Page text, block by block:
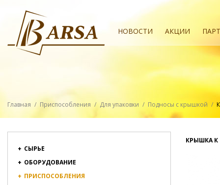
НОВОСТИ АКЦИИ
Главная / Приспособления / Для упаковки / Подносы с крышкой /
+ СЫРЬЕ
+ ОБОРУДОВАНИЕ
+ ПРИСПОСОБЛЕНИЯ
КРЫШКА К